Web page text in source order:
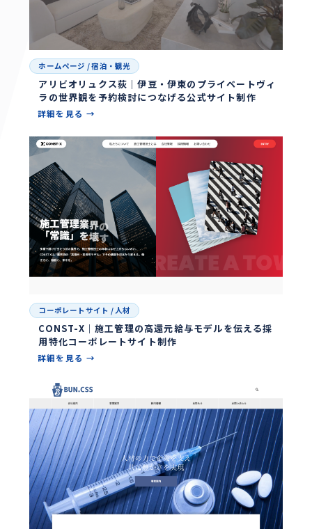
ホームページ /宿泊・観光
アリビオリュクス荻｜伊豆・伊東のプライベートヴィ
ラの世界観を予約検討につなげる公式サイト制作
詳細を見る →
コーポレートサイト / 人材
CONST-X｜施工管理の高還元給与モデルを伝える採
用特化コーポレートサイト制作
詳細を見る →